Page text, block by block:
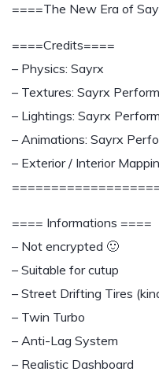
====The New Era of
====Credits====
– Physics: Sayrx
– Textures: Sayrx
– Lightings: Sayrx
– Animations: Sayrx
– Exterior / Interior
==== Informations ====
– Not encrypted 🙂
– Suitable for cutup
– Street Drifting Tires
– Twin Turbo
– Anti-Lag System
– Realistic Dashboard